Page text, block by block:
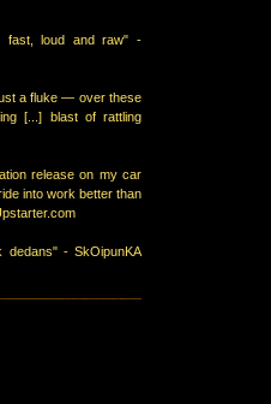
fast, loud and raw" -
a fluke ― over these
[...] blast of rattling
release on my car
into work better than
- SkOipunKA